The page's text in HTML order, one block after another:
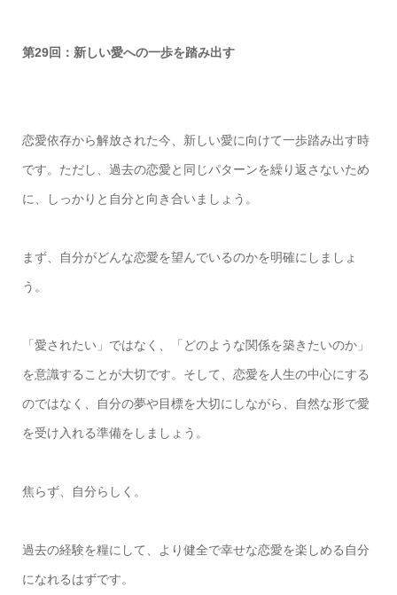
第29回：新しい愛への一歩を踏み出す
恋愛依存から解放された今、新しい愛に向けて一歩踏み出す時
です。ただし、過去の恋愛と同じパターンを繰り返さないため
に、しっかりと自分と向き合いましょう。
まず、自分がどんな恋愛を望んでいるのかを明確にしましょ
う。
「愛されたい」ではなく、「どのような関係を築きたいのか」
を意識することが大切です。そして、恋愛を人生の中心にする
のではなく、自分の夢や目標を大切にしながら、自然な形で愛
を受け入れる準備をしましょう。
焦らず、自分らしく。
過去の経験を糧にして、より健全で幸せな恋愛を楽しめる自分
になれるはずです。